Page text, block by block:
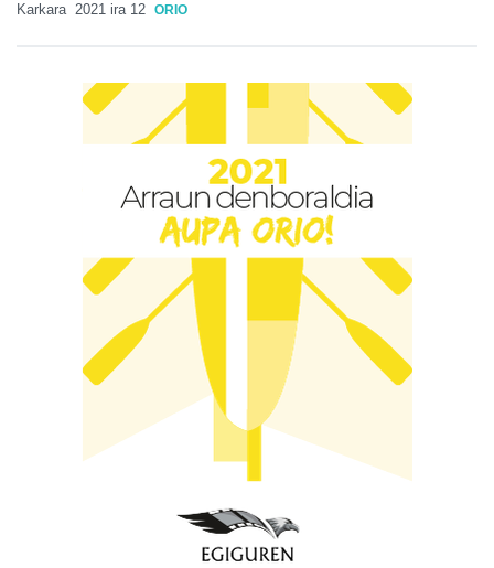
Karkara 2021 ira 12 ORIO